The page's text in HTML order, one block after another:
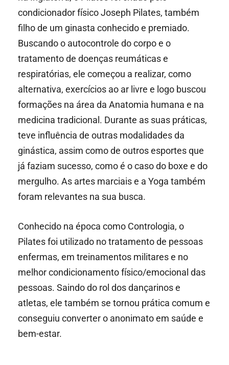
condicionador físico Joseph Pilates, também
filho de um ginasta conhecido e premiado.
Buscando o autocontrole do corpo e o
tratamento de doenças reumáticas e
respiratórias, ele começou a realizar, como
alternativa, exercícios ao ar livre e logo buscou
formações na área da Anatomia humana e na
medicina tradicional. Durante as suas práticas,
teve influência de outras modalidades da
ginástica, assim como de outros esportes que
já faziam sucesso, como é o caso do boxe e do
mergulho. As artes marciais e a Yoga também
foram relevantes na sua busca.
Conhecido na época como Contrologia, o
Pilates foi utilizado no tratamento de pessoas
enfermas, em treinamentos militares e no
melhor condicionamento físico/emocional das
pessoas. Saindo do rol dos dançarinos e
atletas, ele também se tornou prática comum e
conseguiu converter o anonimato em saúde e
bem-estar.